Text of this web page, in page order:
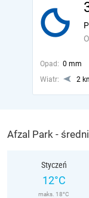
Opad: 0 mm
Wiatr:
2
Afzal Park -
Styczeń
12°C
maks. 18°C